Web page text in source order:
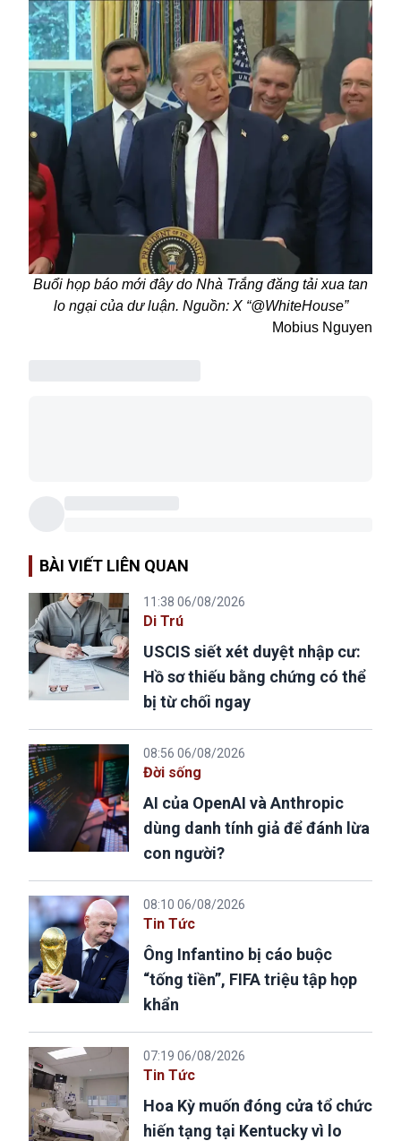
Buổi họp báo mới đây do Nhà Trắng đăng tải xua tan
lo ngại của dư luận. Nguồn: X “@WhiteHouse”
Mobius Nguyen
BÀI VIẾT LIÊN QUAN
11:38 06/08/2026
Di Trú
USCIS siết xét duyệt nhập cư:
Hồ sơ thiếu bằng chứng có thể
bị từ chối ngay
08:56 06/08/2026
Đời sống
AI của OpenAI và Anthropic
dùng danh tính giả để đánh lừa
con người?
08:10 06/08/2026
Tin Tức
Ông Infantino bị cáo buộc
“tống tiền”, FIFA triệu tập họp
khẩn
07:19 06/08/2026
Tin Tức
Hoa Kỳ muốn đóng cửa tổ chức
hiến tạng tại Kentucky vì lo